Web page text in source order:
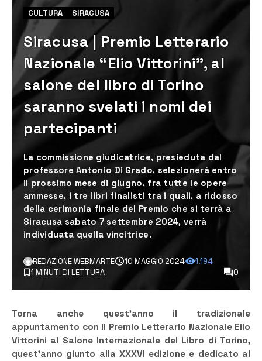
CULTURA SIRACUSA
Siracusa | Premio Letterario
Nazionale “Elio Vittorini”, al
salone del libro di Torino
saranno svelati i nomi dei
partecipanti
La commissione giudicatrice, presieduta dal
professore Antonio Di Grado, selezionerà entro
il prossimo mese di giugno, fra tutte le opere
ammesse, i tre libri finalisti tra i quali, a ridosso
della cerimonia finale del Premio che si terrà a
Siracusa sabato 7 settembre 2024, verrà
individuata quella vincitrice.
REDAZIONE WEBMARTE 10 MAGGIO 2024
1.194
1 MINUTI DI LETTURA
0
Torna anche quest’anno il tradizionale
appuntamento con il Premio Letterario Nazionale Elio
Vittorini al Salone Internazionale del Libro di Torino,
quest’anno giunto alla XXXVI edizione e dedicato al